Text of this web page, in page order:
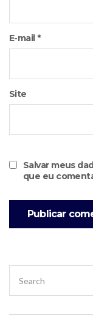
E-mail *
Site
Salvar meus
que eu
for: